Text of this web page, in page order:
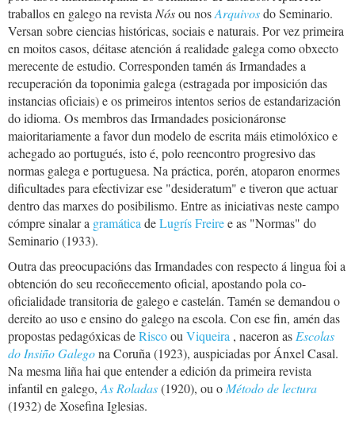
traballos en galego na revista Nósou nosArquivosdo Seminario.
Versan sobre ciencias históricas, sociais e naturais. Por vez primeira
en moitos casos, déitase atención á realidade galega como obxecto
merecente de estudio. Corresponden tamén ás Irmandades a
recuperación da toponimia galega (estragada por imposición das
instancias oficiais) e os primeiros intentos serios de estandarización
do idioma. Os membros das Irmandades posicionáronse
maioritariamente a favor dun modelo de escrita máis etimolóxico e
achegado ao portugués, isto é, polo reencontro progresivo das
normas galega e portuguesa. Na práctica, porén, atoparon enormes
dificultades para efectivizar ese "desideratum" e tiveron que actuar
dentro das marxes do posibilismo. Entre as iniciativas neste campo
cómpre sinalar a gramática deLugrís Freiree as "Normas" do
Seminario (1933).
Outra das preocupacións das Irmandades con respecto á lingua foi a
obtención do seu recoñecemento oficial, apostando pola co-
oficialidade transitoria de galego e castelán. Tamén se demandou o
dereito ao uso e ensino do galego na escola. Con ese fin, amén das
propostas pedagóxicas deRiscoou Viqueira , naceron as Escolas
do Insiño Galegona Coruña (1923), auspiciadas por Ánxel Casal.
Na mesma liña hai que entender a edición da primeira revista
infantil en galego, As Roladas(1920), ou o Método de lectura
(1932) de Xosefina Iglesias.